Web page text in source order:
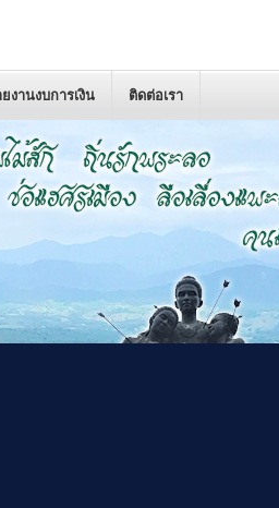
งานงบการเงิน ติดต่อเรา